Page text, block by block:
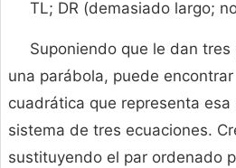
TL; DR (demasiado largo;
Suponiendo que le dan
una parábola, puede
cuadrática que representa
sistema de tres ecuaciones.
sustituyendo el par ordenado